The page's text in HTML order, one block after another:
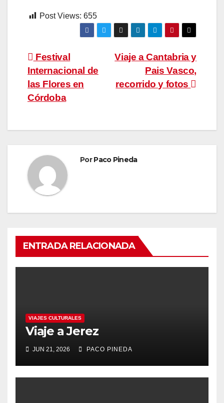
Post Views: 655
Navegación
de
entradas
Viaje a Cantabria y
Pais Vasco,
recorrido y fotos
Festival
Internacional de
las Flores en
Córdoba
PorPaco Pineda
ENTRADA RELACIONADA
VIAJES CULTURALES
Viaje a Jerez
JUN 21, 2026 PACO PINEDA